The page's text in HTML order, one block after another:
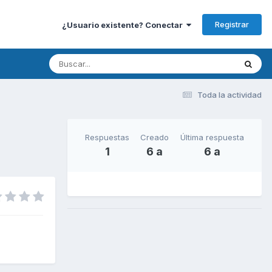
¿Usuario existente? Conectar Registrar
Toda la actividad
Respuestas
1
Creado
6 a
Última respuesta
6 a